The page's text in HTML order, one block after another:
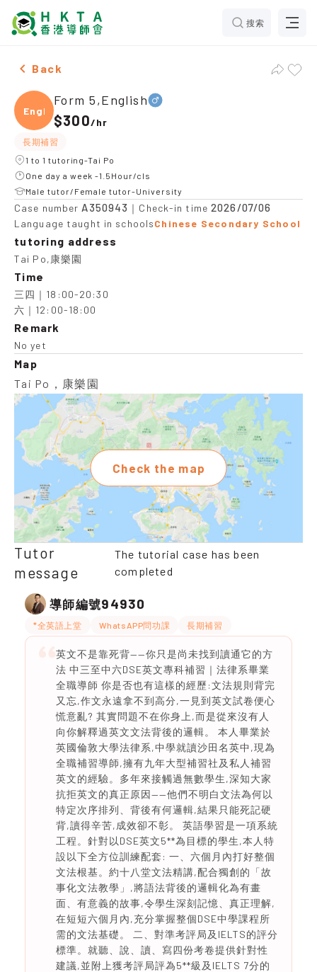
搜索
Male Form 5,English，Tai Po Tuition recommendation
Back
Engli
Form 5,English
$300/hr
長期補習
1 to 1 tutoring-Tai Po
One day a week -1.5Hour/cls
Male tutor/Female tutor-University
Case number A350943 ｜Check-in time2026/07/06
Language taught in schoolsChinese Secondary School
tutoring address
Tai Po,康樂園
Time
三四｜18:00-20:30
六｜12:00-18:00
Remark
No yet
Map
Tai Po，康樂園
Check the map
Tutor
message
The tutorial case has been
completed
導師編號94930
*全英語上堂 WhatsAPP問功課 長期補習
英文不是靠死背——你只是尚未找到讀通它的方
法 中三至中六DSE英文專科補習｜法律系畢業
全職導師 你是否也有這樣的經歷:文法規則背完
又忘,作文永遠拿不到高分,一見到英文試卷便心
慌意亂? 其實問題不在你身上,而是從來沒有人
向你解釋過英文文法背後的邏輯。 本人畢業於
英國倫敦大學法律系,中學就讀沙田名英中,現為
全職補習導師,擁有九年大型補習社及私人補習
英文的經驗。多年來接觸過無數學生,深知大家
抗拒英文的真正原因——他們不明白文法為何以
特定次序排列、背後有何邏輯,結果只能死記硬
背,讀得辛苦,成效卻不彰。 英語學習是一項系統
工程。針對以DSE英文5**為目標的學生,本人特
設以下全方位訓練配套: 一、六個月內打好整個
文法根基。約十八堂文法精講,配合獨創的「故
事化文法教學」,將語法背後的邏輯化為有畫
面、有意義的故事,令學生深刻記憶、真正理解,
在短短六個月內,充分掌握整個DSE中學課程所
需的文法基礎。 二、對準考評局及IELTS的評分
標準。就聽、說、讀、寫四份考卷提供針對性
建議,並附上獲考評局評為5**級及IELTS 7分的